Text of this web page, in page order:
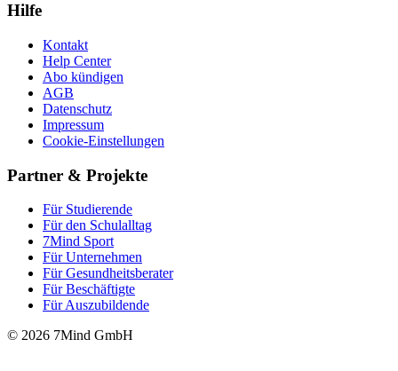
Hilfe
Kontakt
Help Center
Abo kündigen
AGB
Datenschutz
Impressum
Cookie-Einstellungen
Partner & Projekte
Für Stu­die­rende
Für den Schulalltag
7Mind Sport
Für Unter­neh­men
Für Gesund­heits­be­ra­ter
Für Beschäftigte
Für Auszubildende
© 2026 7Mind GmbH